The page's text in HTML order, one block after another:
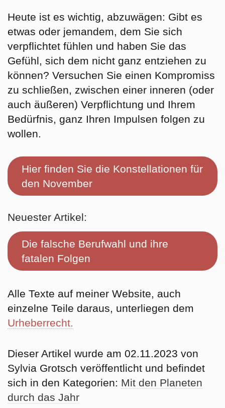
Heute ist es wichtig, abzuwägen: Gibt es
etwas oder jemandem, dem Sie sich
verpflichtet fühlen und haben Sie das
Gefühl, sich dem nicht ganz entziehen zu
können? Versuchen Sie einen Kompromiss
zu schließen, zwischen einer inneren (oder
auch äußeren) Verpflichtung und Ihrem
Bedürfnis, ganz Ihren Impulsen folgen zu
wollen.
Hier finden Sie die Konstellationen für
den November
Neuester Artikel:
Die falsche Berufwahl und ihre
fatalen Folgen
Alle Texte auf meiner Website, auch
einzelne Teile daraus, unterliegen dem
Urheberrecht.
Dieser Artikel wurde am 02.11.2023 von
Sylvia Grotsch veröffentlicht und befindet
sich in den Kategorien: Mit den Planeten
durch das Jahr